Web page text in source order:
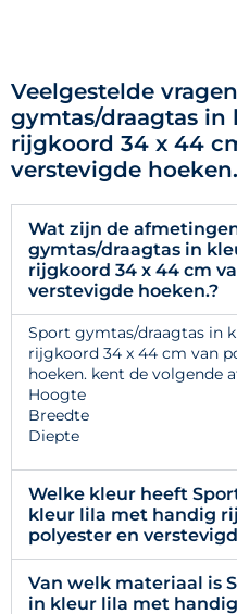
Veelgestelde
gymtas/draagtas
rijgkoord 34 x 44
verstevigde hoeken.
Wat zijn de
gymtas/draagtas in
rijgkoord 34 x 44 cm
verstevigde hoeken.?
Sport gymtas/draagtas in
rijgkoord 34 x 44 cm van
hoeken. kent de volgende
Hoogte
Breedte
Diepte
Welke kleur heeft
kleur lila met handig
polyester en
Van welk materiaal is
in kleur lila met